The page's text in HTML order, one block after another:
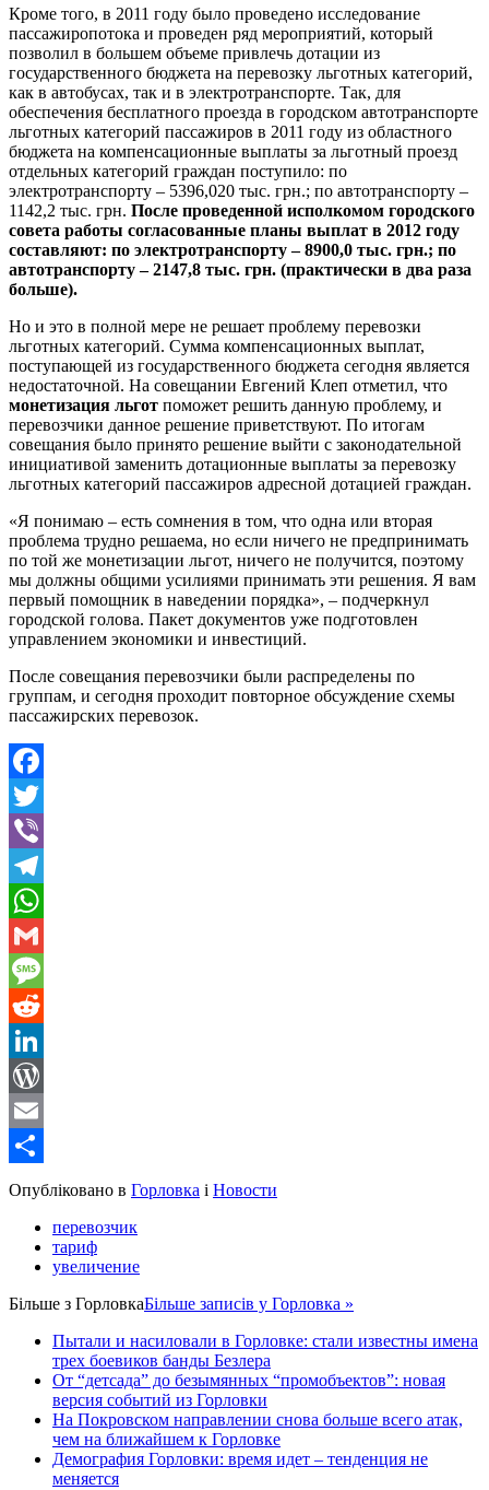
Кроме того, в 2011 году было проведено исследование
пассажиропотока и проведен ряд мероприятий, который
позволил в большем объеме привлечь дотации из
государственного бюджета на перевозку льготных категорий,
как в автобусах, так и в электротранспорте. Так, для
обеспечения бесплатного проезда в городском автотранспорте
льготных категорий пассажиров в 2011 году из областного
бюджета на компенсационные выплаты за льготный проезд
отдельных категорий граждан поступило: по
электротранспорту – 5396,020 тыс. грн.; по автотранспорту –
1142,2 тыс. грн. После проведенной исполкомом городского
совета работы согласованные планы выплат в 2012 году
составляют: по электротранспорту – 8900,0 тыс. грн.; по
автотранспорту – 2147,8 тыс. грн. (практически в два раза
больше).
Но и это в полной мере не решает проблему перевозки
льготных категорий. Сумма компенсационных выплат,
поступающей из государственного бюджета сегодня является
недостаточной. На совещании Евгений Клеп отметил, что
монетизация льгот поможет решить данную проблему, и
перевозчики данное решение приветствуют. По итогам
совещания было принято решение выйти с законодательной
инициативой заменить дотационные выплаты за перевозку
льготных категорий пассажиров адресной дотацией граждан.
«Я понимаю – есть сомнения в том, что одна или вторая
проблема трудно решаема, но если ничего не предпринимать
по той же монетизации льгот, ничего не получится, поэтому
мы должны общими усилиями принимать эти решения. Я вам
первый помощник в наведении порядка», – подчеркнул
городской голова. Пакет документов уже подготовлен
управлением экономики и инвестиций.
После совещания перевозчики были распределены по
группам, и сегодня проходит повторное обсуждение схемы
пассажирских перевозок.
Facebook
Twitter
Viber
Telegram
WhatsApp
Gmail
Message
Reddit
LinkedIn
WordPress
Email
Share
Опубліковано в Горловка і Новости
перевозчик
тариф
увеличение
Більше з ГорловкаБільше записів у Горловка »
Пытали и насиловали в Горловке: стали известны имена
трех боевиков банды Безлера
От “детсада” до безымянных “промобъектов”: новая
версия событий из Горловки
На Покровском направлении снова больше всего атак,
чем на ближайшем к Горловке
Демография Горловки: время идет – тенденция не
меняется